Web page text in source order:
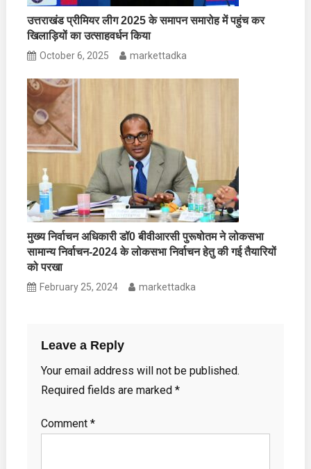
उत्तराखंड प्रीमियर लीग 2025 के समापन समारोह में पहुंच कर
खिलाड़ियों का उत्साहवर्धन किया
October 6, 2025 markettadka
मुख्य निर्वाचन अधिकारी डॉ0 बीवीआरसी पुरूषोतम ने लोकसभा
सामान्य निर्वाचन-2024 के लोकसभा निर्वाचन हेतु की गई तैयारियों
को परखा
February 25, 2024 markettadka
Leave a Reply
Your email address will not be published.
Required fields are marked *
Comment *